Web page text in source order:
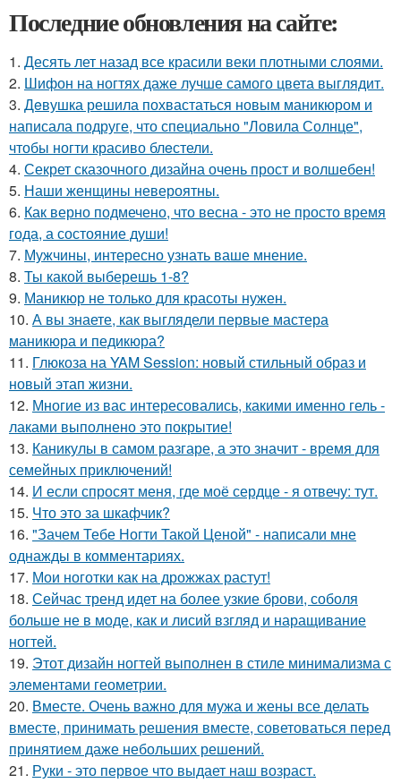
Последние обновления на сайте:
1. Десять лет назад все красили веки плотными слоями.
2. Шифон на ногтях даже лучше самого цвета выглядит.
3. Дeвушка решила похвастаться новым маникюром и
написала подруге, что специально "Ловила Солнце",
чтобы ногти красиво блeстели.
4. Секрет сказочного дизайна очень прост и волшебен!
5. Наши женщины невероятны.
6. Как верно подмечено, что весна - это не просто время
года, а состояние души!
7. Мужчины, интересно узнать ваше мнение.
8. Ты какой выберешь 1-8?
9. Маникюр не только для красоты нужен.
10. А вы знаете, как выглядели первые мастера
маникюра и педикюра?
11. Глюкоза на YAM Session: новый стильный образ и
новый этап жизни.
12. Многие из вас интересовались, какими именно гель -
лаками выполнено это покрытие!
13. Каникулы в самом разгаре, а это значит - время для
семейных приключений!
14. И если спросят меня, где моё сердце - я отвечу: тут.
15. Что это за шкафчик?
16. "Зачем Тебе Ногти Такой Ценой" - написали мне
однажды в комментариях.
17. Мои ноготки как на дрожжах растут!
18. Сейчас тренд идет на более узкие брови, соболя
больше не в моде, как и лисий взгляд и наращивание
ногтей.
19. Этот дизайн ногтей выполнен в стиле минимализма с
элементами геометрии.
20. Вместе. Очень важно для мужа и жены все делать
вместе, принимать решения вместе, советоваться перед
принятием даже небольших решений.
21. Руки - это первое что выдает наш возраст.